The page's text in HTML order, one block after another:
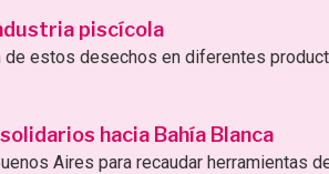
piscícola
estos desechos en diferentes
hacia Bahía Blanca
Aires para recaudar herramientas